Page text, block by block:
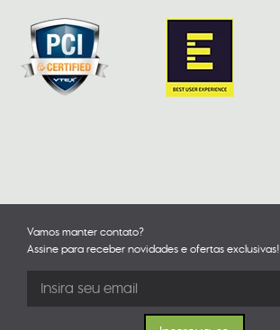
Vamos manter contato?
Assine para receber novidades e ofertas exclusivas!